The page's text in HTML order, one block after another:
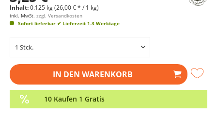
Inhalt:0.125 kg (26,00 € * / 1 kg)
inkl. MwSt. zzgl. Versandkosten
Sofort lieferbar ✔ Lieferzeit 1-3 Werktage
IN DEN WARENKORB
10 Kaufen 1 Gratis